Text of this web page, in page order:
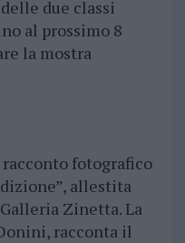
due classi
al prossimo 8
la mostra
racconto fotografico
allestita
Zinetta. La
racconta il